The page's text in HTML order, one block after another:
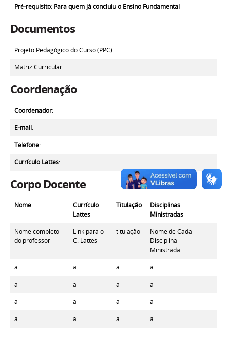
Pré-requisito: Para quem já concluiu o Ensino Fundamental
Documentos
Projeto Pedagógico do Curso (PPC)
Matriz Curricular
Coordenação
Coordenador:
E-mail:
Telefone:
Currículo Lattes:
Corpo Docente
Nome
Currículo
Lattes
Titulação
Disciplinas
Ministradas
Nome completo
do professor
Link para o
C. Lattes
titulação
Nome de Cada
Disciplina
Ministrada
a
a a
a
a
a a
a
a
a a
a
a
a a a